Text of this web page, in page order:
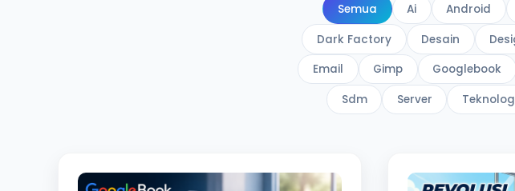
Semua Ai Android
Dark Factory
Desain
Email
Gimp Googlebook
Sdm
Server